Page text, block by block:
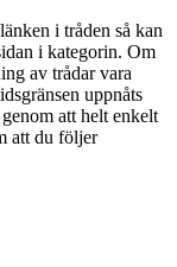
i tråden så kan
i kategorin. Om
av trådar vara
uppnåts
att helt enkelt
att du följer